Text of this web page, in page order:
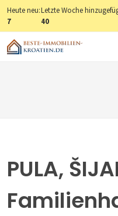
Heute neu:
7
Letzte Woche
40
PULA,